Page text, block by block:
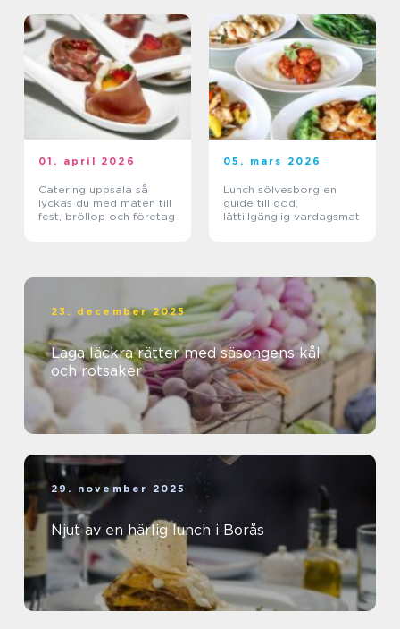
01. april 2026
Catering uppsala så
lyckas du med maten till
fest, bröllop och företag
05. mars 2026
Lunch sölvesborg en
guide till god,
lättillgänglig vardagsmat
23. december 2025
Laga läckra rätter med säsongens kål
och rotsaker
29. november 2025
Njut av en härlig lunch i Borås